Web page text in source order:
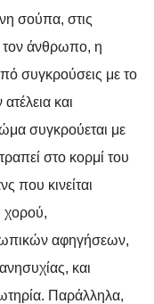
σούπα, στις
τον άνθρωπο, η
συγκρούσεις με το
και
συγκρούεται με
στο κορμί του
που κινείται
χορού,
αφηγήσεων,
και
Παράλληλα,